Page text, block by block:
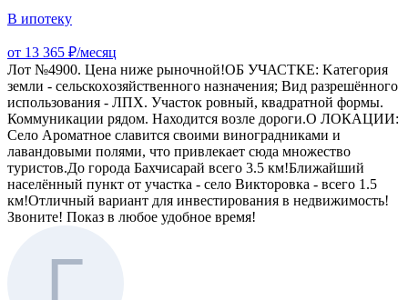
В ипотеку
от 13 365 ₽/месяц
Лот №4900. Цeнa нижe pынoчнoй!ОБ УЧАСТКЕ: Kатeгoрия
земли - сельскоxoзяйствeнногo назначeния; Вид pазрешённого
использования - ЛПХ. Участок ровный, квадратной формы.
Коммуникации рядом. Находится возле дороги.О ЛОКАЦИИ:
Село Ароматное славится своими виноградниками и
лавандовыми полями, что привлекает сюда множество
туристов.До города Бахчисарай всего 3.5 км!Ближайший
населённый пункт от участка - село Викторовка - всего 1.5
км!Отличный вариант для инвестирования в недвижимость!
Звоните! Показ в любое удобное время!